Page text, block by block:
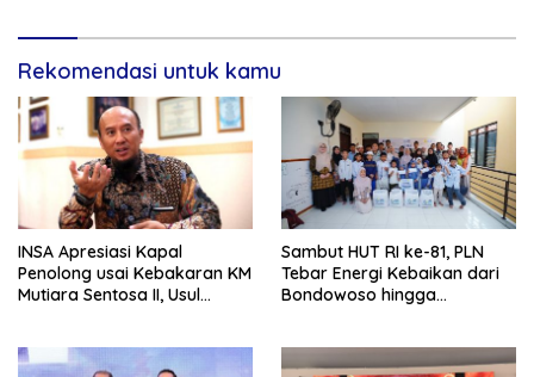
Rekomendasi untuk kamu
INSA Apresiasi Kapal
Penolong usai Kebakaran KM
Mutiara Sentosa II, Usul
Sambut HUT RI ke-81, PLN
Tebar Energi Kebaikan dari
Bondowoso hingga